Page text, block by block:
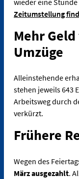
wieder eine
Zeitumstellung
Mehr
Umzüge
Alleinstehende
stehen jeweils 643
Arbeitsweg durch
verkürzt.
Frühere
Wegen des
März ausgezahlt.